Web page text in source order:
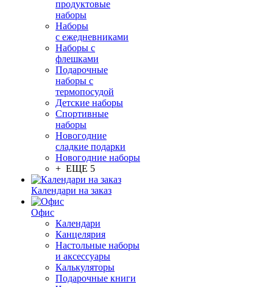
продуктовые
наборы
Наборы
с ежедневниками
Наборы с
флешками
Подарочные
наборы с
термопосудой
Детские наборы
Спортивные
наборы
Новогодние
сладкие подарки
Новогодние наборы
+ ЕЩЕ 5
Календари на заказ
Офис
Календари
Канцелярия
Настольные наборы
и аксессуары
Калькуляторы
Подарочные книги